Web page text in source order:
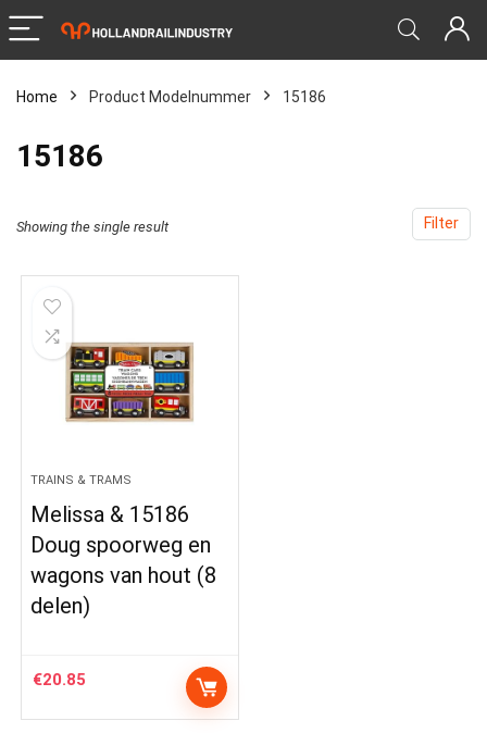
Home Product Modelnummer ‎15186
‎15186
Filter
Showing the single result
TRAINS & TRAMS
Melissa & 15186
Doug spoorweg en
wagons van hout (8
delen)
€20.85